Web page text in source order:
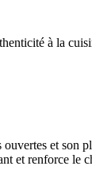
à la
et son
et renforce le